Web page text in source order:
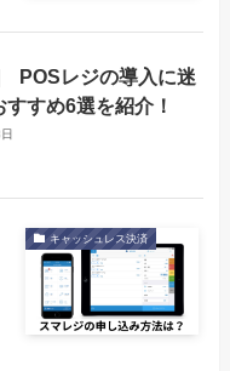
POSレジの導入に迷
すすめ6選を紹介！
キャッシュレス決済